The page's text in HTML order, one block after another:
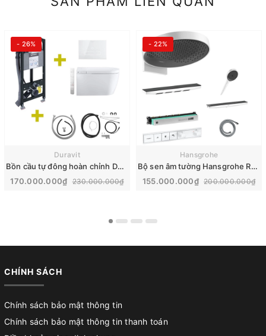
- 26%
Duravit
Bồn cầu tự đông hoàn chỉnh Duravit SensoWash® Starck f Plus | 650000012004320
170.000.000₫ 230.000.000₫
- 22%
Hansgrohe
Bộ sen âm tường Hansgrohe Rainfinity nhập khẩu Đức | 26230700
155.000.000₫ 200.000.000₫
CHÍNH SÁCH
Chính sách bảo mật thông tin
Chính sách bảo mật thông tin thanh toán